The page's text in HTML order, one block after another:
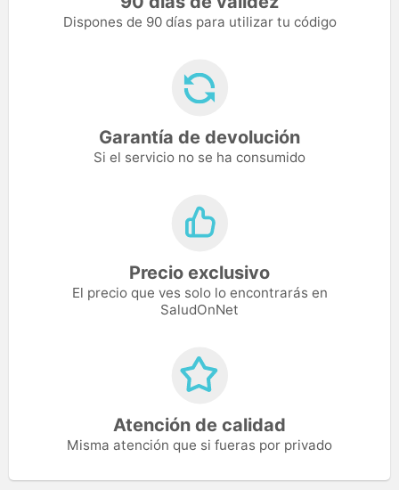
Dispones de 90 días para utilizar tu código
Garantía de devolución
Si el servicio no se ha consumido
Precio exclusivo
El precio que ves solo lo encontrarás en
SaludOnNet
Atención de calidad
Misma atención que si fueras por privado